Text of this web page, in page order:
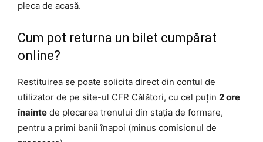
pleca de acasă.
Cum pot returna un bilet cumpărat
online?
Restituirea se poate solicita direct din contul de
utilizator de pe site-ul CFR Călători, cu cel puțin 2 ore
înainte de plecarea trenului din stația de formare,
pentru a primi banii înapoi (minus comisionul de